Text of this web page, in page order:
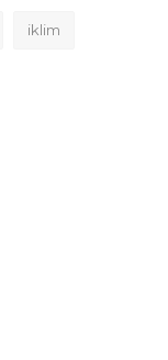
iklim